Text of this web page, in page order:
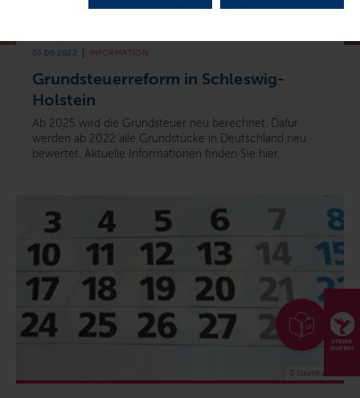
Grundsteuerreform in Schleswig-
Holstein
03.06.2022 INFORMATION
Ab 2025 wird die Grundsteuer neu berechnet. Dafür
werden ab 2022 alle Grundstücke in Deutschland neu
bewertet. Aktuelle Informationen finden Sie hier.
© Staatskanzlei